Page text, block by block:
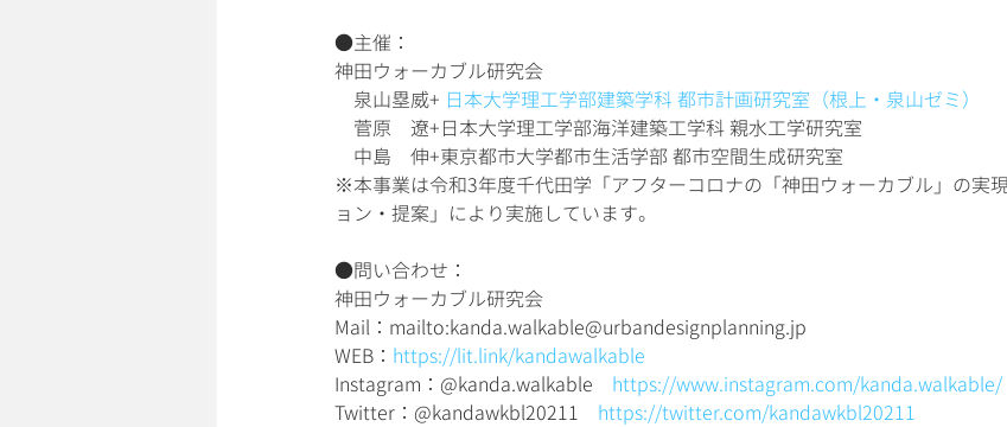
●主催：
神田ウォーカブル研究会
泉山塁威+ 日本大学理工学部建築学科 都市計画研究室（根上・泉山ゼミ）
菅原　遼+日本大学理工学部海洋建築工学科 親水工学研究室
中島　伸+東京都市大学都市生活学部 都市空間生成研究室
※本事業は令和3年度千代田学「アフターコロナの「神田ウォーカブル」の実
ョン・提案」により実施しています。
●問い合わせ：
神田ウォーカブル研究会
Mail：mailto:kanda.walkable@urbandesignplanning.jp
WEB： https://lit.link/kandawalkable
Instagram：@kanda.walkable https://www.instagram.com/kanda.walkable/
Twitter：@kandawkbl20211 https://twitter.com/kandawkbl20211